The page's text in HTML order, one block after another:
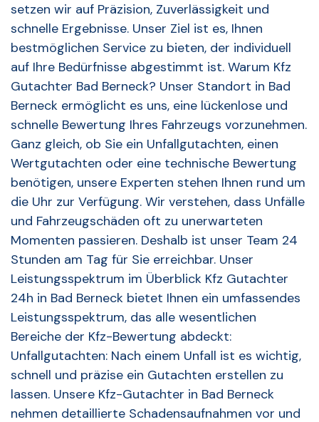
setzen wir auf Präzision, Zuverlässigkeit und
schnelle Ergebnisse. Unser Ziel ist es, Ihnen
bestmöglichen Service zu bieten, der individuell
auf Ihre Bedürfnisse abgestimmt ist. Warum Kfz
Gutachter Bad Berneck? Unser Standort in Bad
Berneck ermöglicht es uns, eine lückenlose und
schnelle Bewertung Ihres Fahrzeugs vorzunehmen.
Ganz gleich, ob Sie ein Unfallgutachten, einen
Wertgutachten oder eine technische Bewertung
benötigen, unsere Experten stehen Ihnen rund um
die Uhr zur Verfügung. Wir verstehen, dass Unfälle
und Fahrzeugschäden oft zu unerwarteten
Momenten passieren. Deshalb ist unser Team 24
Stunden am Tag für Sie erreichbar. Unser
Leistungsspektrum im Überblick Kfz Gutachter
24h in Bad Berneck bietet Ihnen ein umfassendes
Leistungsspektrum, das alle wesentlichen
Bereiche der Kfz-Bewertung abdeckt:
Unfallgutachten: Nach einem Unfall ist es wichtig,
schnell und präzise ein Gutachten erstellen zu
lassen. Unsere Kfz-Gutachter in Bad Berneck
nehmen detaillierte Schadensaufnahmen vor und